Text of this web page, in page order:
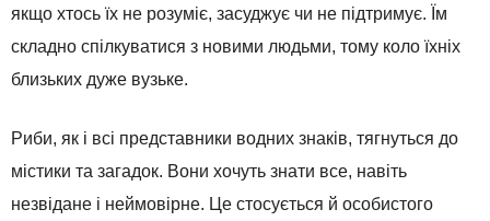
якщо хтось їх не розуміє, засуджує чи не підтримує. Їм
складно спілкуватися з новими людьми, тому коло їхніх
близьких дуже вузьке.
Риби, як і всі представники водних знаків, тягнуться до
містики та загадок. Вони хочуть знати все, навіть
незвідане і неймовірне. Це стосується й особистого